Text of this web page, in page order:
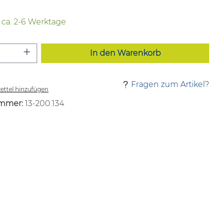
2-6 Werktage
Anzahl: Gib den gewünschten Wert
In den Warenkorb
hinzufügen
Fragen zum Artikel?
13-200.134